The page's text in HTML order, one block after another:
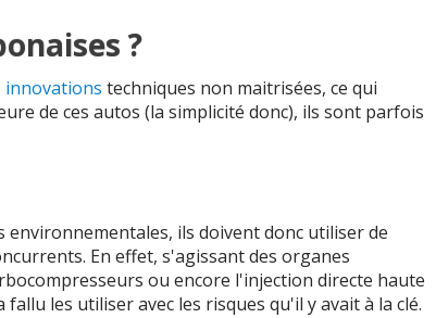
?
innovations techniques non maitrisées, ce qui
de ces autos (la simplicité donc), ils sont parfois
ils doivent donc utiliser de
En effet, s'agissant des organes
ou encore l'injection directe haute
les utiliser avec les risques qu'il y avait à la clé.